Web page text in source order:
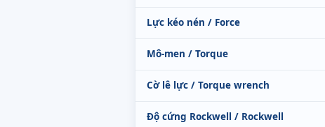
Lực kéo nén / Force
Mô-men / Torque
Cờ lê lực / Torque wrench
Độ cứng Rockwell / Rockwell